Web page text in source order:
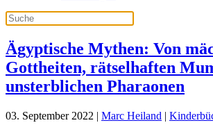
Ägyptische Mythen: Von
Gottheiten, rätselhaften
unsterblichen Pharaonen
03. September 2022 | Marc Heiland |